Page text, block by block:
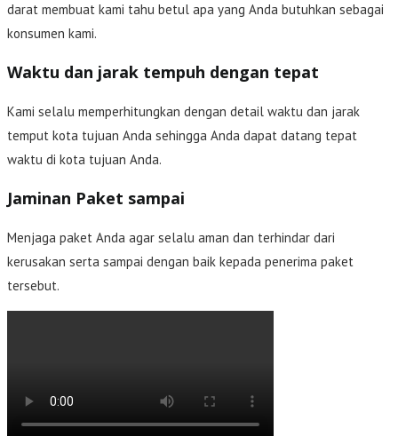
darat membuat kami tahu betul apa yang Anda butuhkan sebagai
konsumen kami.
Waktu dan jarak tempuh dengan tepat
Kami selalu memperhitungkan dengan detail waktu dan jarak
temput kota tujuan Anda sehingga Anda dapat datang tepat
waktu di kota tujuan Anda.
Jaminan Paket sampai
Menjaga paket Anda agar selalu aman dan terhindar dari
kerusakan serta sampai dengan baik kepada penerima paket
tersebut.